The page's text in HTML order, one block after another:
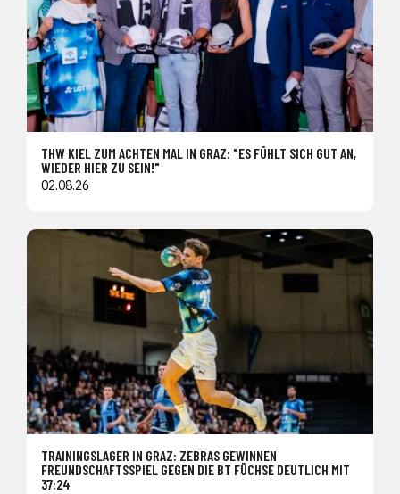
THW KIEL ZUM ACHTEN MAL IN GRAZ: "ES FÜHLT SICH GUT AN,
WIEDER HIER ZU SEIN!"
02.08.26
TRAININGSLAGER IN GRAZ: ZEBRAS GEWINNEN
FREUNDSCHAFTSSPIEL GEGEN DIE BT FÜCHSE DEUTLICH MIT
37:24